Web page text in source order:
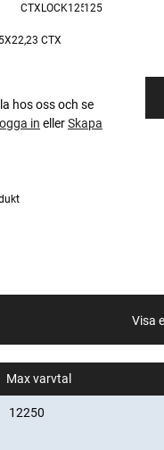
CTXLOCK125125
CTX
hos oss och se
in ellerSkapa
Visa
Max varvtal
12250